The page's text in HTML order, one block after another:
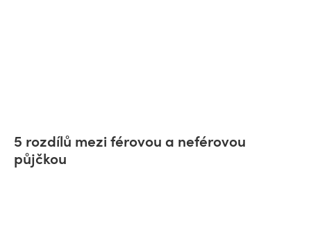
5 rozdílů mezi férovou a neférovou
půjčkou